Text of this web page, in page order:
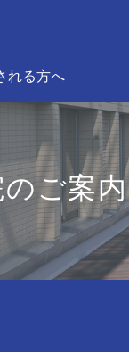
れる方へ
ご案内